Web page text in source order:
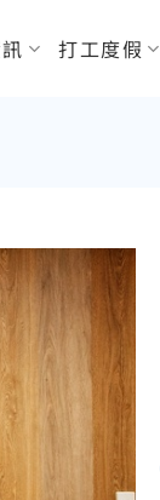
打工度假